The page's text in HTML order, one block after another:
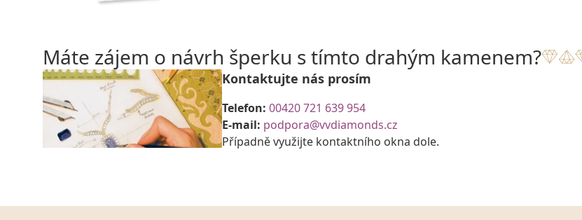
Máte zájem o návrh šperku s tímto drahým kamenem?
Kontaktujte nás prosím
Telefon: 00420 721 639 954
E-mail: podpora@vvdiamonds.cz
Případně využijte kontaktního okna dole.